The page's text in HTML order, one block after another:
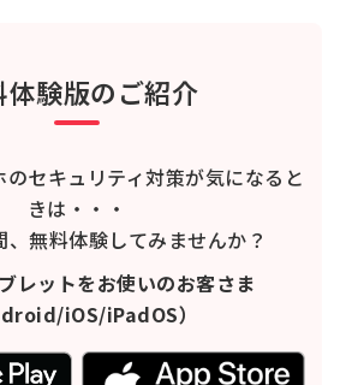
体験版のご紹介
セキュリティ対策が気になると
きは・・・
、無料体験してみませんか？
レットをお使いのお客さま
iOS/iPadOS）